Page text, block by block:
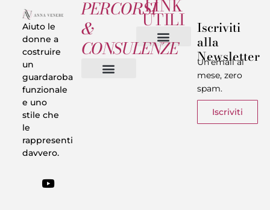
Aiuto le
donne a
costruire
un
guardaroba
funzionale
e uno
stile che
le
rappresenti
davvero.
PERCORSI
&
CONSULENZE
LINK
UTILI Iscriviti
alla
Newsletter
Un’email al
mese, zero
spam.
Iscriviti